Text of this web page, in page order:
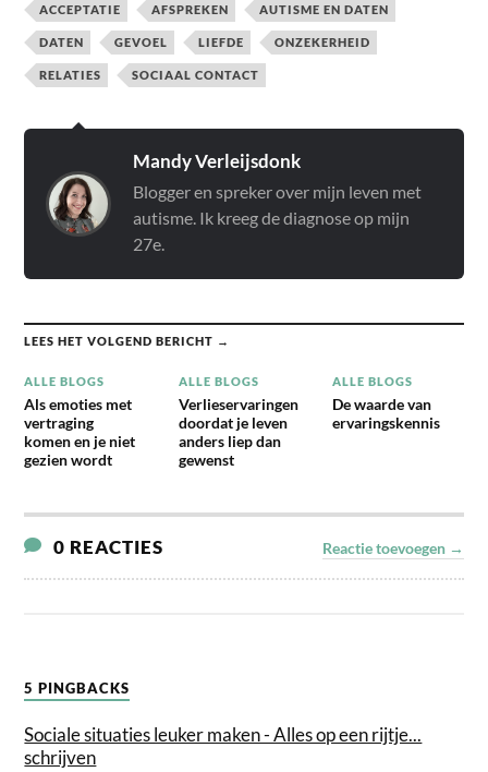
ACCEPTATIE AFSPREKEN AUTISME EN DATEN
DATEN GEVOEL LIEFDE ONZEKERHEID
RELATIES SOCIAAL CONTACT
Mandy Verleijsdonk
Blogger en spreker over mijn leven met
autisme. Ik kreeg de diagnose op mijn
27e.
LEES HET VOLGEND BERICHT →
ALLE BLOGS
Als emoties met
vertraging
komen en je niet
gezien wordt
ALLE BLOGS
Verlieservaringen
doordat je leven
anders liep dan
gewenst
ALLE BLOGS
De waarde van
ervaringskennis
0 REACTIES Reactie toevoegen →
5 PINGBACKS
Sociale situaties leuker maken - Alles op een rijtje...
schrijven